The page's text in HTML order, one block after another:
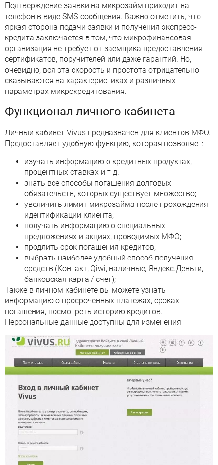
Подтверждение заявки на микрозайм приходит на
телефон в виде SMS-сообщения. Важно отметить, что
яркая сторона подачи заявки и получения экспресс-
кредита заключается в том, что микрофинансовая
организация не требует от заемщика предоставления
сертификатов, поручителей или даже гарантий. Но,
очевидно, вся эта скорость и простота отрицательно
сказываются на характеристиках и различных
параметрах микрокредитования.
Функционал личного кабинета
Личный кабинет Vivus предназначен для клиентов МФО.
Предоставляет удобную функцию, которая позволяет:
изучать информацию о кредитных продуктах,
процентных ставках и т д.
знать все способы погашения долговых
обязательств, которых существует множество;
увеличить лимит микрозайма после прохождения
идентификации клиента;
получать информацию о специальных
предложениях и акциях, проводимых МФО;
продлить срок погашения кредитов;
выбрать наиболее удобный способ получения
средств (Контакт, Qiwi, наличные, Яндекс.Деньги,
банковская карта / счет);
Также в личном кабинете вы можете узнать
информацию о просроченных платежах, сроках
погашения, посмотреть историю кредитов.
Персональные данные доступны для изменения.